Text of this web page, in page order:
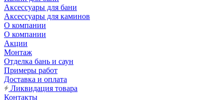
Аксессуары для бани
Аксессуары для каминов
О компании
О компании
Акции
Монтаж
Отделка бань и саун
Примеры работ
Доставка и оплата
Ликвидация товара
Контакты